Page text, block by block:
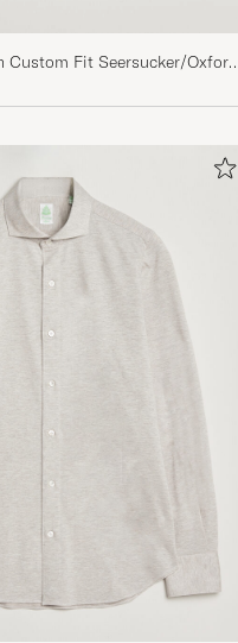
Custom Fit Seersucker/Oxford